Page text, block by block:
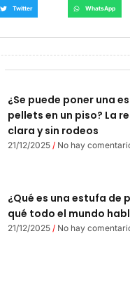
Twitter WhatsApp
¿Se puede poner una
pellets en un piso? La
clara y sin rodeos
21/12/2025 No hay
¿Qué es una estufa de
qué todo el mundo
21/12/2025 No hay